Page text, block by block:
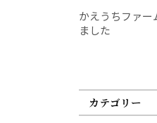
かえうちファー
ました
カテゴリー